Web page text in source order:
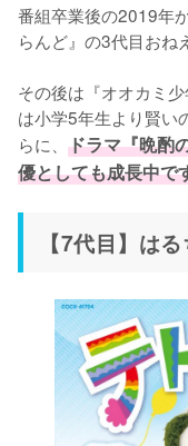
番組卒業後の2019年
らんど』の3代目おね
その後は『オオカミ
は小学5年生より賢い
らに、 ドラマ『晩酌
優としても成長中で
【7代目】は